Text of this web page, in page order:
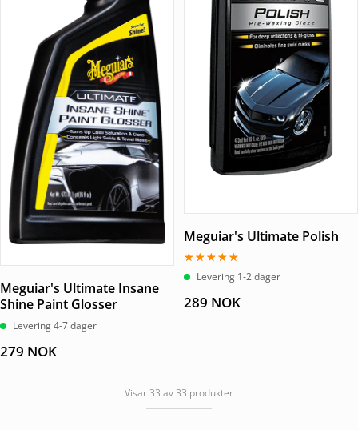
Meguiar's Ultimate Insane
Shine Paint Glosser
Levering 4-7 dager
279 NOK
Meguiar's Ultimate Polish
Vurdert
5.00Levering 1-2 dager
289 NOK
Visar 33 av 33 produkter